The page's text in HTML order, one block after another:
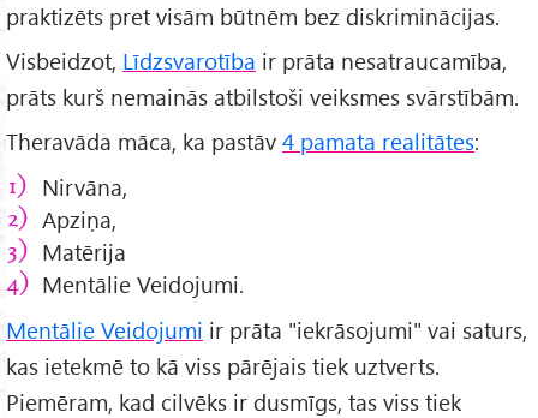
praktizēts pret visām būtnēm bez diskriminācijas.
Visbeidzot, Līdzsvarotība ir prāta nesatraucamība,
prāts kurš nemainās atbilstoši veiksmes svārstībām.
Theravāda māca, ka pastāv 4 pamata realitātes:
Nirvāna,
Apziņa,
Matērija
Mentālie Veidojumi.
Mentālie Veidojumi ir prāta "iekrāsojumi" vai saturs,
kas ietekmē to kā viss pārējais tiek uztverts.
Piemēram, kad cilvēks ir dusmīgs, tas viss tiek